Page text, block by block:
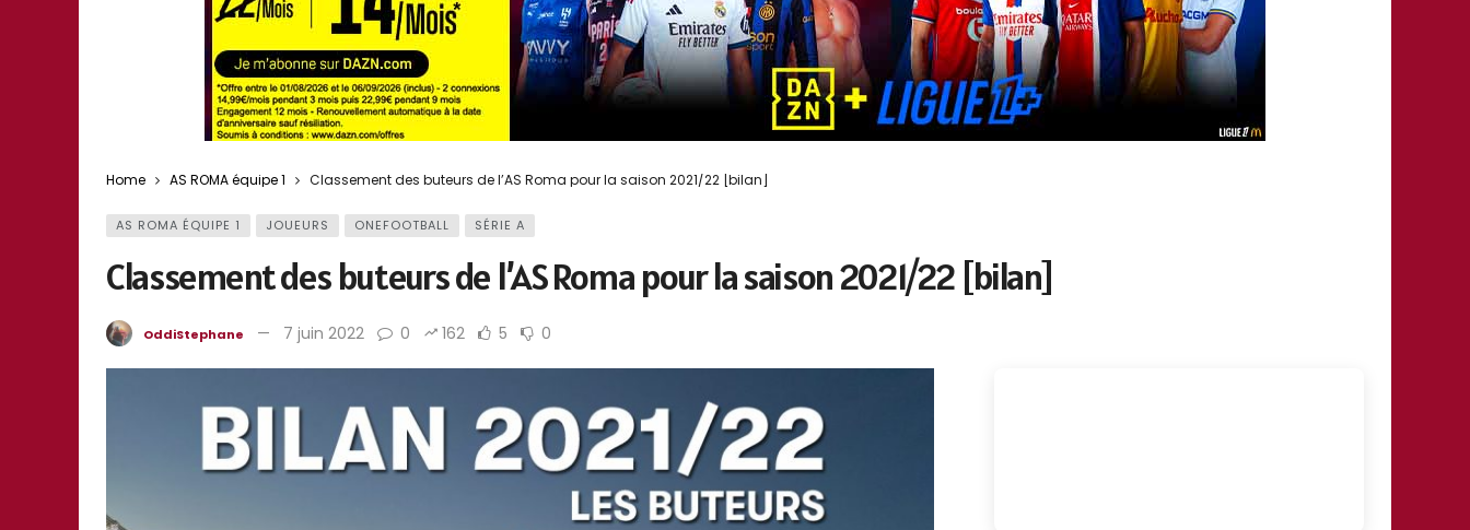
Home AS ROMA équipe 1 Classement des buteurs de l’AS Roma pour la saison 2021/22 [bilan]
AS ROMA ÉQUIPE 1 JOUEURS ONEFOOTBALL SÉRIE A
Classement des buteurs de l’AS Roma pour la saison 2021/22 [bilan]
OddiStephane 7 juin 2022 0 162 5 0